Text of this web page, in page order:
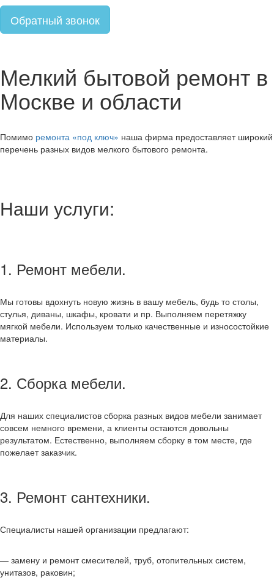
Обратный звонок
Мелкий бытовой ремонт в
Москве и области
Помимо ремонта «под ключ» наша фирма предоставляет широкий
перечень разных видов мелкого бытового ремонта.
Наши услуги:
1. Ремонт мебели.
Мы готовы вдохнуть новую жизнь в вашу мебель, будь то столы,
стулья, диваны, шкафы, кровати и пр. Выполняем перетяжку
мягкой мебели. Используем только качественные и износостойкие
материалы.
2. Сборка мебели.
Для наших специалистов сборка разных видов мебели занимает
совсем немного времени, а клиенты остаются довольны
результатом. Естественно, выполняем сборку в том месте, где
пожелает заказчик.
3. Ремонт сантехники.
Специалисты нашей организации предлагают:
— замену и ремонт смесителей, труб, отопительных систем,
унитазов, раковин;